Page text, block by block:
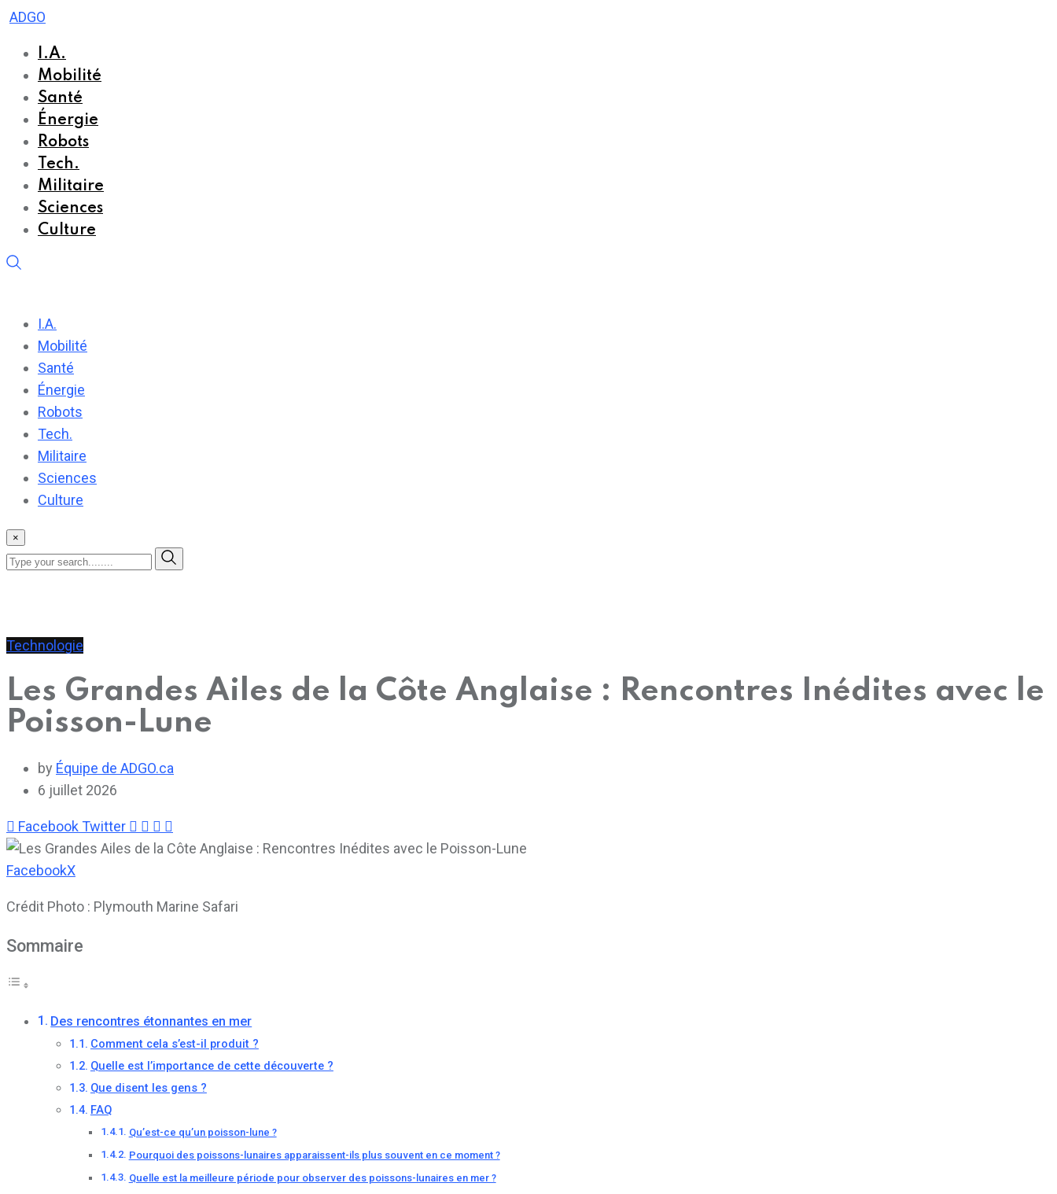
Skip
content
ADGO
I.A.
Mobilité
Santé
Énergie
Robots
Tech.
Militaire
Sciences
Culture
I.A.
Mobilité
Santé
Énergie
Robots
Tech.
Militaire
Sciences
Culture
×
Technologie
Les Grandes Ailes de la Côte Anglaise : Rencontres Inédites avec le
Poisson-Lune
by Équipe de ADGO.ca
6 juillet 2026
FacebookTwitter LinkedIn
Whatsapp
Cloud
Print
via
FacebookX
Crédit Photo : Plymouth Marine Safari
Sommaire
Des rencontres étonnantes en mer
Comment cela s’est-il produit ?
Quelle est l’importance de cette découverte ?
Que disent les gens ?
FAQ
Qu’est-ce qu’un poisson-lune ?
Pourquoi des poissons-lunaires apparaissent-ils plus souvent en ce moment ?
Quelle est la meilleure période pour observer des poissons-lunaires en mer ?